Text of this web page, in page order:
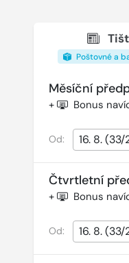
Poštovné a
Měsíční
+ Bonus
Od:
Čtvrtletní
+ Bonus
Od: